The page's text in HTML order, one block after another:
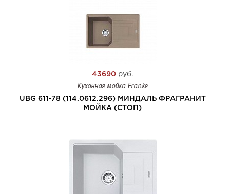
43690 руб.
Кухонная мойка Franke
UBG 611-78 (114.0612.296) МИНДАЛЬ ФРАГРАНИТ
МОЙКА (СТОП)